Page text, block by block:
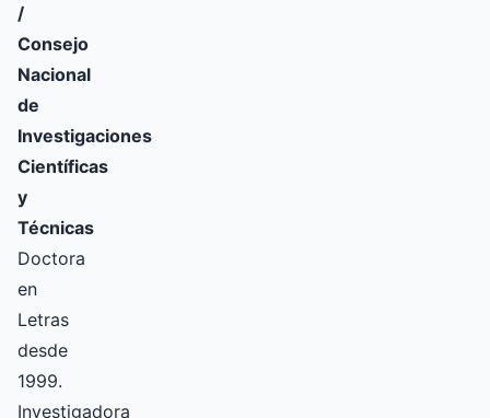
/
Consejo
Nacional
de
Investigaciones
Científicas
y
Técnicas
Doctora
en
Letras
desde
1999.
Investigadora